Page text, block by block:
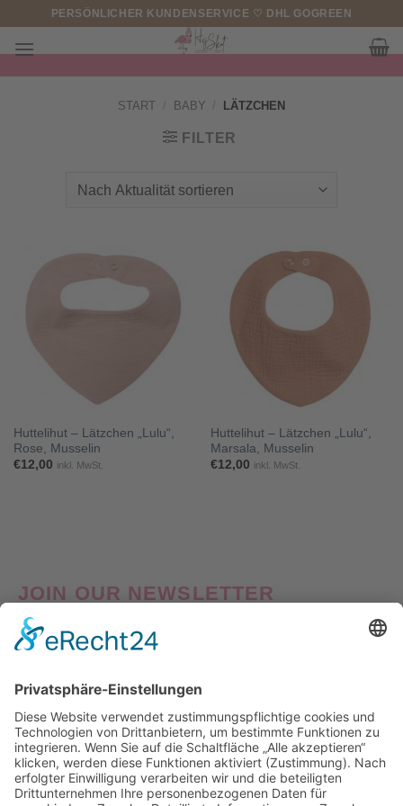
springen
PERSÖNLICHER KUNDENSERVICE ♡ DHL GOGREEN
START BABY LÄTZCHEN
FILTER
Huttelihut – Lätzchen „Lulu“,
Rose, Musselin
€12,00 inkl. MwSt.
Huttelihut – Lätzchen „Lulu“,
Marsala, Musselin
€12,00 inkl. MwSt.
JOIN OUR NEWSLETTER
Good things come to those who Sign Up! Verpasse also
keine Neuheiten oder Aktionen! Abonniere jetzt unseren
Nach Klick auf den Button "Registrieren" gelangen Sie auf die Website von Mailchimp.
Dabei wird u.a. die eingetragene Email-Adresse an Mailchimp übertragen. Nährere
Informationen dazu finden Sie auch in unsererDatenschutzerklärung.